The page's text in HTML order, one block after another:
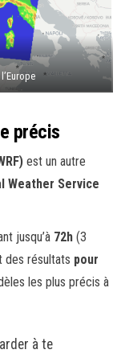
précis
est un autre
Weather Service
jusqu’à 72h (3
des résultats pour
les plus précis à
à te